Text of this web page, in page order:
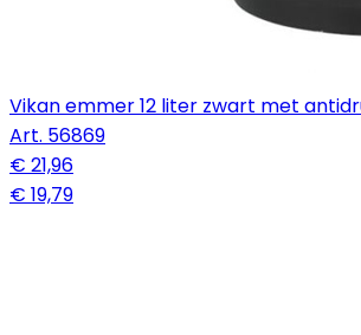
Vikan emmer 12 liter zwart met
Art. 56869
€ 21,96
€ 19,79